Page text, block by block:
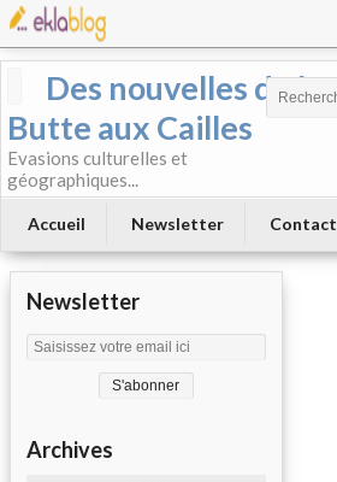
Des nouvelles de la
Butte aux Cailles
Evasions culturelles et
géographiques...
Accueil Newsletter Contact
Newsletter
Archives